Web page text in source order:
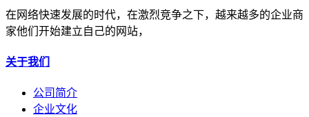
在网络快速发展的时代，在激烈竞争之下，越来越多的企业商
家他们开始建立自己的网站，
关于我们
公司简介
企业文化